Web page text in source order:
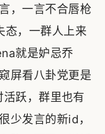
，一言不合唇枪
态，一群人上来
就是妒忌乔
屏看八卦党更是
跃，群里也有
少发言的新id，